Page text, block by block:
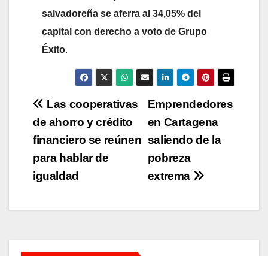
salvadoreña se aferra al 34,05% del
capital con derecho a voto de Grupo
Éxito.
Navegación
de
entradas
Emprendedores
en Cartagena
saliendo de la
pobreza
extrema
Las cooperativas
de ahorro y crédito
financiero se reúnen
para hablar de
igualdad